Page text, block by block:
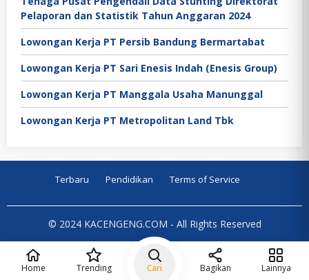
Pelaporan dan Statistik Tahun Anggaran 2024
Lowongan Kerja PT Persib Bandung Bermartabat
Lowongan Kerja PT Sari Enesis Indah (Enesis Group)
Lowongan Kerja PT Manggala Usaha Manunggal
Lowongan Kerja PT Metropolitan Land Tbk
Terbaru Pendidikan Terms of Service
© 2024 KACENGENG.COM - All Rights Reserved
Home Trending Cari Bagikan Lainnya